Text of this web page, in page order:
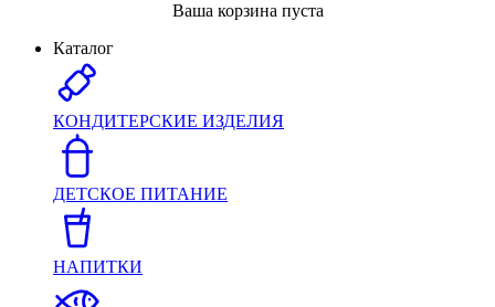
Ваша корзина пуста
Каталог
КОНДИТЕРСКИЕ ИЗДЕЛИЯ
ДЕТСКОЕ ПИТАНИЕ
НАПИТКИ